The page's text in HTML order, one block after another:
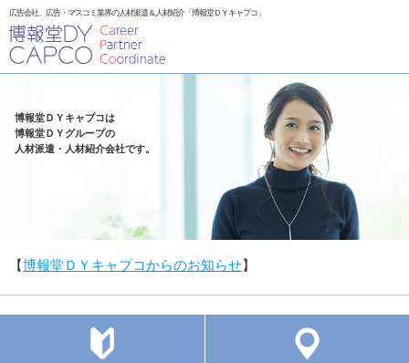
広告会社、広告・マスコミ業界の人材派遣＆人材紹介「博報堂ＤＹキャプコ」
博報堂ＤＹキャプコは
博報堂ＤＹグループの
人材派遣・人材紹介会社です。
【博報堂ＤＹキャプコからのお知らせ】